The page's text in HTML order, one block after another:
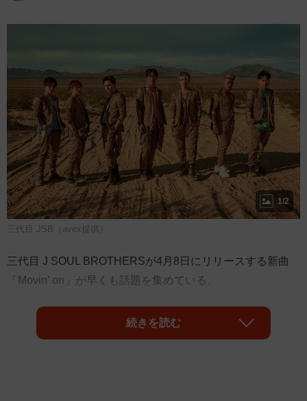
1/2
三代目 JSB（avex提供）
三代目 J SOUL BROTHERSが4月8日にリリースする新曲
「Movin’ on」が早くも話題を集めている。
三代目JSB公式YouTubeチャンネルにてミュージックビデ
オが解禁された直後から早速、ハンドルを回すような特徴
続きを読む